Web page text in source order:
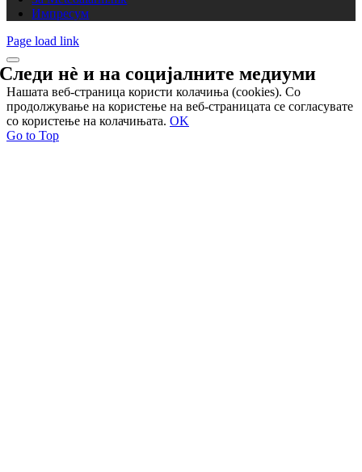
Импресум
Page load link
Следи нѐ и насоцијалните медиуми
Нашата веб-страница користи колачиња (cookies). Со
продолжување на користење на веб-страницата се согласувате
со користење на колачињата. OK
Go to Top